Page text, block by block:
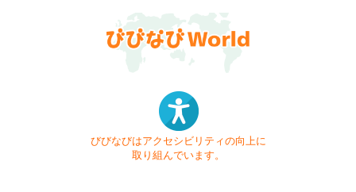
びびなびはアクセシビリティの向上に
取り組んでいます。